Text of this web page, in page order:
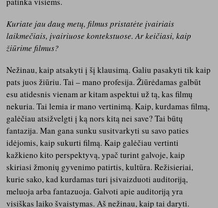
Kuriate jau daug metų, filmus pristatėte įvairiais
laikmečiais, įvairiuose kontekstuose. Ar keičiasi, kaip
žiūrime filmus?
Nežinau, kaip atsakyti į šį klausimą. Galiu pasakyti tik kaip
pats juos žiūriu. Tai – mano profesija. Žiūrėdamas galbūt
esu atidesnis vienam ar kitam aspektui už tą, kas filmų
nekuria. Tai lemia ir mano vertinimą. Kaip, kurdamas filmą,
galėčiau atsižvelgti į ką nors kitą nei save? Tai būtų
fantazija. Man gana sunku susitvarkyti su savo paties
idėjomis, kaip sukurti filmą. Kaip galėčiau vertinti
kažkieno kito perspektyvą, ypač turint galvoje, kaip
skiriasi žmonių gyvenimo patirtis, kultūra. Režisieriai,
kurie sako, kad kurdamas turi įsivaizduoti auditoriją,
meluoja arba fantazuoja. Galvoti apie auditoriją yra
visiškas laiko švaistymas. Aš nežinau, kaip tai daryti.